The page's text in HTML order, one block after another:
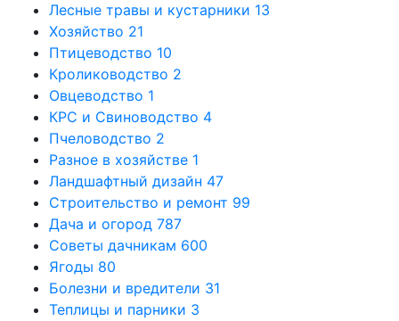
Лесные травы и кустарники 13
Хозяйство 21
Птицеводство 10
Кролиководство 2
Овцеводство 1
КРС и Свиноводство 4
Пчеловодство 2
Разное в хозяйстве 1
Ландшафтный дизайн 47
Строительство и ремонт 99
Дача и огород 787
Советы дачникам 600
Ягоды 80
Болезни и вредители 31
Теплицы и парники 3